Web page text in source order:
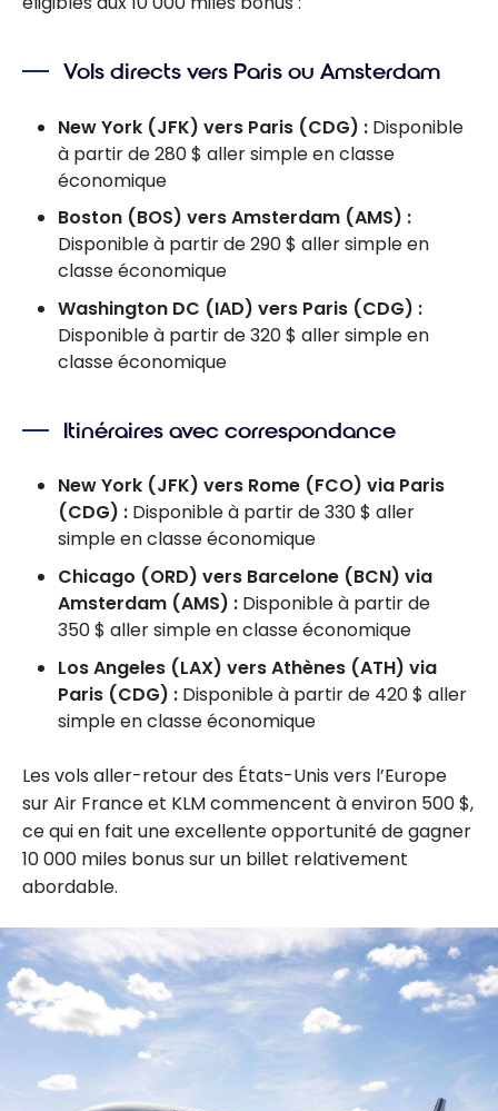
Vols directs vers Paris ou Amsterdam
New York (JFK) vers Paris (CDG) : Disponible
à partir de 280 $ aller simple en classe
économique
Boston (BOS) vers Amsterdam (AMS) :
Disponible à partir de 290 $ aller simple en
classe économique
Washington DC (IAD) vers Paris (CDG) :
Disponible à partir de 320 $ aller simple en
classe économique
Itinéraires avec correspondance
New York (JFK) vers Rome (FCO) via Paris
(CDG) : Disponible à partir de 330 $ aller
simple en classe économique
Chicago (ORD) vers Barcelone (BCN) via
Amsterdam (AMS) : Disponible à partir de
350 $ aller simple en classe économique
Los Angeles (LAX) vers Athènes (ATH) via
Paris (CDG) : Disponible à partir de 420 $ aller
simple en classe économique
Les vols aller-retour des États-Unis vers l’Europe
sur Air France et KLM commencent à environ 500 $,
ce qui en fait une excellente opportunité de gagner
10 000 miles bonus sur un billet relativement
abordable.